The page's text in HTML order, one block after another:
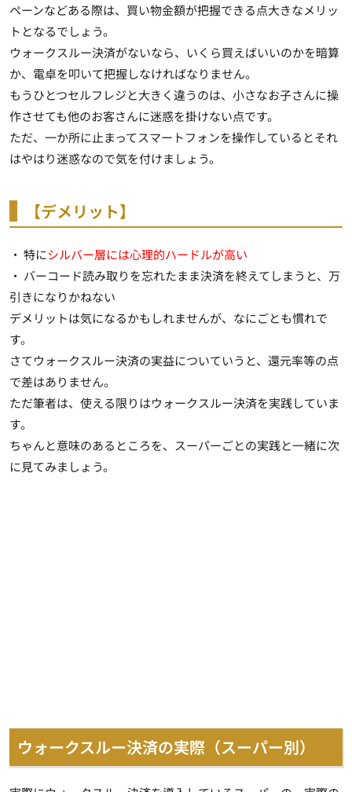
ペーンなどある際は、買い物金額が把握できる点大きなメリッ
トとなるでしょう。
ウォークスルー決済がないなら、いくら買えばいいのかを暗算
か、電卓を叩いて把握しなければなりません。
もうひとつセルフレジと大きく違うのは、小さなお子さんに操
作させても他のお客さんに迷惑を掛けない点です。
ただ、一か所に止まってスマートフォンを操作しているとそれ
はやはり迷惑なので気を付けましょう。
【デメリット】
・ 特にシルバー層には心理的ハードルが高い
・ バーコード読み取りを忘れたまま決済を終えてしまうと、万
引きになりかねない
デメリットは気になるかもしれませんが、なにごとも慣れで
す。
さてウォークスルー決済の実益についていうと、還元率等の点
で差はありません。
ただ筆者は、使える限りはウォークスルー決済を実践していま
す。
ちゃんと意味のあるところを、スーパーごとの実践と一緒に次
に見てみましょう。
ウォークスルー決済の実際（スーパー別）